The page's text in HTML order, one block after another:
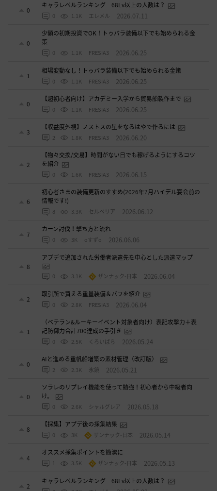
0
キャラレベルランキング 68Lv以上の人数は？
0 1.1K エレメル 2026.07.11
0
少額の初期投資でOK！トゥバラ装備以下でも始められる金
策
0 1.1K FRESIA3 2026.06.25
1
相場変動なし！トゥバラ装備以下でも始められる金策
0 1.1K FRESIA3 2026.06.25
0
【超初心者向け】アカデミー入学から貿易船製作まで
0 1.1K FRESIA3 2026.06.25
3
【収益度外視】ノストスの星をなるはやで作るには
2 1.8K FRESIA3 2026.06.20
2
【物々交換/交易】時間がない日でも稼げるようにするコツ
を紹介
0 1.6K FRESIA3 2026.06.15
6
初心者さまの装備更新のすすめ(2026年7月ハイデル宴会前の
情報です!)
8 3.3K セルベリア 2026.06.12
7
カーン討伐！撃ち方と流れ
0 3K oすずo 2026.06.06
8
アプデで追加された労働者派遣先を中心とした派遣マップ
0 3.1K ザンナック-日本 2026.06.04
2
取引所で買える重量装備＆バフを紹介
0 2.8K FRESIA3 2026.06.04
1
（ベテラン&ルーキーイベント対象者向け）表記攻撃力＋表
記防御力合計700達成の手引き
0 2.5K くろいばら 2026.05.24
0
AIと進める重帆船増築の素材管理（改訂版）
2 2.3K 氷鏡 2026.05.21
0
ソラレのリプレイ機能を使って勉強！初心者から中級者向
け。
0 2.6K シャルグレア 2026.05.18
8
【採集】アプデ後の採集結果
0 3K ザンナック-日本 2026.05.14
4
オススメ採集ポイントを簡潔に
1 3.5K ザンナック-日本 2026.05.13
2
キャラレベルランキング 68Lv以上の人数は？